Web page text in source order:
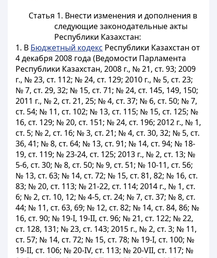
Статья 1. Внести изменения и дополнения в
следующие законодательные акты
Республики Казахстан:
1. В Бюджетный кодекс Республики Казахстан от
4 декабря 2008 года (Ведомости Парламента
Республики Казахстан, 2008 г., № 21, ст. 93; 2009
г., № 23, ст. 112; № 24, ст. 129; 2010 г., № 5, ст. 23;
№ 7, ст. 29, 32; № 15, ст. 71; № 24, ст. 145, 149, 150;
2011 г., № 2, ст. 21, 25; № 4, ст. 37; № 6, ст. 50; № 7,
ст. 54; № 11, ст. 102; № 13, ст. 115; № 15, ст. 125; №
16, ст. 129; № 20, ст. 151; № 24, ст. 196; 2012 г., № 1,
ст. 5; № 2, ст. 16; № 3, ст. 21; № 4, ст. 30, 32; № 5, ст.
36, 41; № 8, ст. 64; № 13, ст. 91; № 14, ст. 94; № 18-
19, ст. 119; № 23-24, ст. 125; 2013 г., № 2, ст. 13; №
5-6, ст. 30; № 8, ст. 50; № 9, ст. 51; № 10-11, ст. 56;
№ 13, ст. 63; № 14, ст. 72; № 15, ст. 81, 82; № 16, ст.
83; № 20, ст. 113; № 21-22, ст. 114; 2014 г., № 1, ст.
6; № 2, ст. 10, 12; № 4-5, ст. 24; № 7, ст. 37; № 8, ст.
44; № 11, ст. 63, 69; № 12, ст. 82; № 14, ст. 84, 86; №
16, ст. 90; № 19-I, 19-II, ст. 96; № 21, ст. 122; № 22,
ст. 128, 131; № 23, ст. 143; 2015 г., № 2, ст. 3; № 11,
ст. 57; № 14, ст. 72; № 15, ст. 78; № 19-I, ст. 100; №
19-II, ст. 106; № 20-IV, ст. 113; № 20-VII, ст. 117; №